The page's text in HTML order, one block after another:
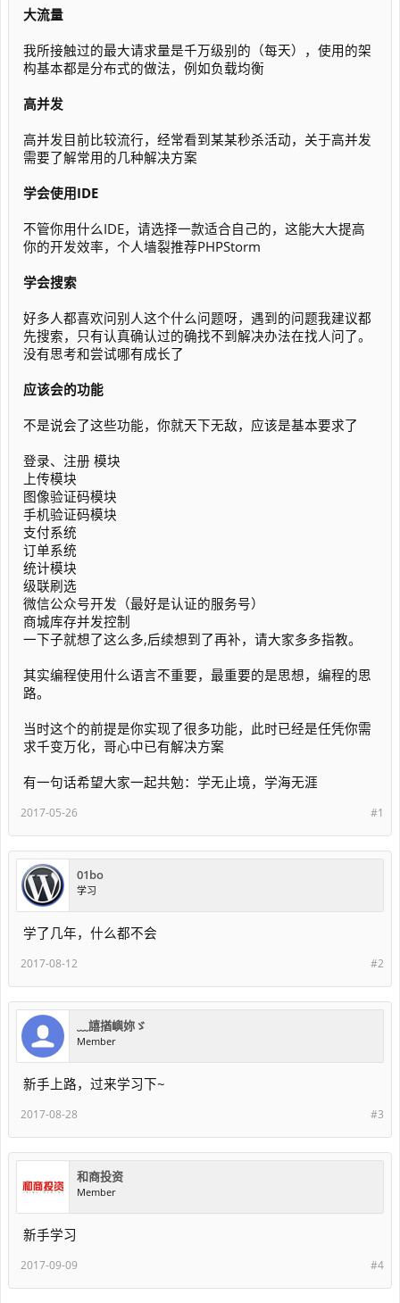
大流量
我所接触过的最大请求量是千万级别的（每天），使用的架
构基本都是分布式的做法，例如负载均衡
高并发
高并发目前比较流行，经常看到某某秒杀活动，关于高并发
需要了解常用的几种解决方案
学会使用IDE
不管你用什么IDE，请选择一款适合自己的，这能大大提高
你的开发效率，个人墙裂推荐PHPStorm
学会搜索
好多人都喜欢问别人这个什么问题呀，遇到的问题我建议都
先搜索，只有认真确认过的确找不到解决办法在找人问了。
没有思考和尝试哪有成长了
应该会的功能
不是说会了这些功能，你就天下无敌，应该是基本要求了
登录、注册 模块
上传模块
图像验证码模块
手机验证码模块
支付系统
订单系统
统计模块
级联刷选
微信公众号开发（最好是认证的服务号）
商城库存并发控制
一下子就想了这么多,后续想到了再补，请大家多多指教。
其实编程使用什么语言不重要，最重要的是思想，编程的思
路。
当时这个的前提是你实现了很多功能，此时已经是任凭你需
求千变万化，哥心中已有解决方案
有一句话希望大家一起共勉：学无止境，学海无涯
#1
2017-05-26
01bo
学习
学了几年，什么都不会
#2
2017-08-12
﹏譆揂嶼妳ゞ
Member
新手上路，过来学习下~
#3
2017-08-28
和商投资
Member
新手学习
#4
2017-09-09